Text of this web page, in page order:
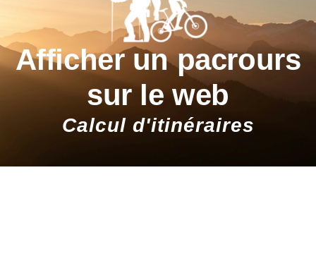
Afficher un pacrours
sur le web
Calcul d'itinéraires